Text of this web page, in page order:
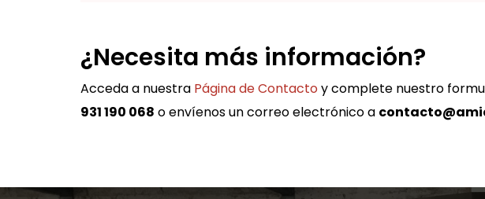
¿Necesita más información?
Acceda a nuestra Página de Contactoy complete nuestro
931 190 068 o envíenos un correo electrónico a